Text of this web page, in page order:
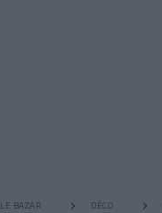
LE BAZAR DÉCO